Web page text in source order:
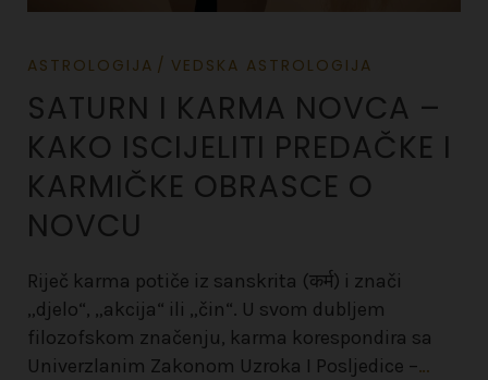
ASTROLOGIJA VEDSKA ASTROLOGIJA
SATURN I KARMA NOVCA –
KAKO ISCIJELITI PREDAČKE I
KARMIČKE OBRASCE O
NOVCU
Riječ karma potiče iz sanskrita (कर्म) i znači
„djelo“, „akcija“ ili „čin“. U svom dubljem
filozofskom značenju, karma korespondira sa
Univerzlanim Zakonom Uzroka I Posljedice –…